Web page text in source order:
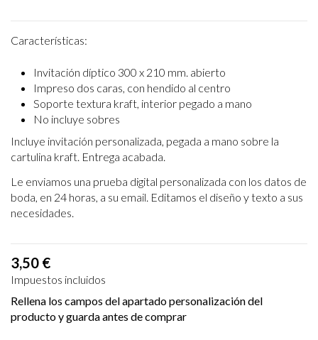
Características:
Invitación díptico 300 x 210 mm. abierto
Impreso dos caras, con hendido al centro
Soporte textura kraft, interior pegado a mano
No incluye sobres
Incluye invitación personalizada, pegada a mano sobre la
cartulina kraft. Entrega acabada.
Le enviamos una prueba digital personalizada con los datos de
boda, en 24 horas, a su email. Editamos el diseño y texto a sus
necesidades.
3,50 €
Impuestos incluidos
Rellena los campos del apartado personalización del
producto y guarda antes de comprar